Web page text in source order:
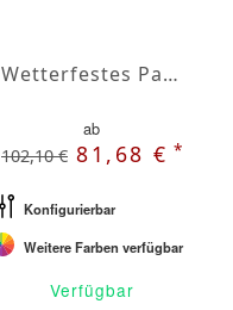
Wetterfestes Palettenkissen Set nach Maß Agora
ab
102,10 € 81,68 €*
Konfigurierbar
Weitere Farben verfügbar
Verfügbar